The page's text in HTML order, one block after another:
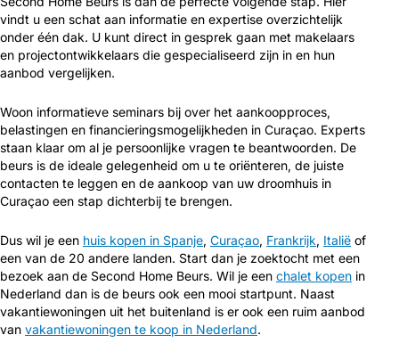
vindt u een schat aan informatie en expertise overzichtelijk
onder één dak. U kunt direct in gesprek gaan met makelaars
en projectontwikkelaars die gespecialiseerd zijn in en hun
aanbod vergelijken.
Woon informatieve seminars bij over het aankoopproces,
belastingen en financieringsmogelijkheden in Curaçao. Experts
staan klaar om al je persoonlijke vragen te beantwoorden. De
beurs is de ideale gelegenheid om u te oriënteren, de juiste
contacten te leggen en de aankoop van uw droomhuis in
Curaçao een stap dichterbij te brengen.
Dus wil je een huis kopen in Spanje, Curaçao, Frankrijk, Italië of
een van de 20 andere landen. Start dan je zoektocht met een
bezoek aan de Second Home Beurs. Wil je een chalet kopen in
Nederland dan is de beurs ook een mooi startpunt. Naast
vakantiewoningen uit het buitenland is er ook een ruim aanbod
van vakantiewoningen te koop in Nederland.